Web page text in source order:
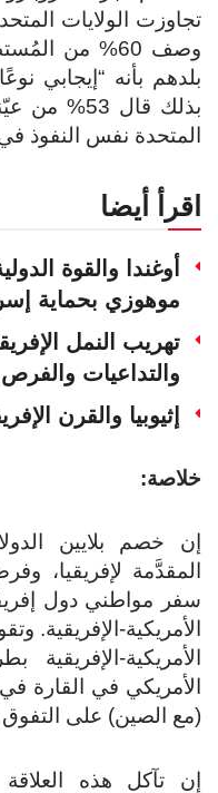
تجاوزت الولايات
وصف 60% من
بلدهم بأنه “إيجابي
بذلك قال
المتحدة نفس النفوذ
اقرأ أيضا
أوغندا والقوة
موهوزي بحماية
تهريب النمل
والتداعيات والفرص
إثيوبيا والقرن
خلاصة:
إن خصم بلايين
المقدَّمة لإفريقيا،
سفر مواطني دول
الأمريكية-الإفريقية.
الأمريكية-
الأمريكي في القارة
(مع الصين) على التفوق
إن تآكل هذه